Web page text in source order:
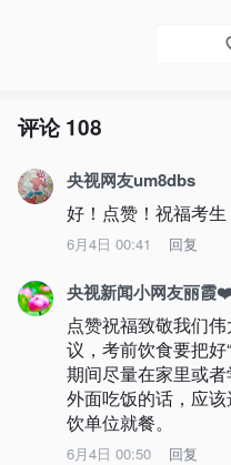
评论108
央视网友um8dbs
好！点赞！祝福考生
6月4日 00:41 回复
央视新闻小网友丽霞
点赞祝福致敬我们
议，考前饮食要把好
期间尽量在家里或
外面吃饭的话，应
饮单位就餐。
6月4日 00:50 回复